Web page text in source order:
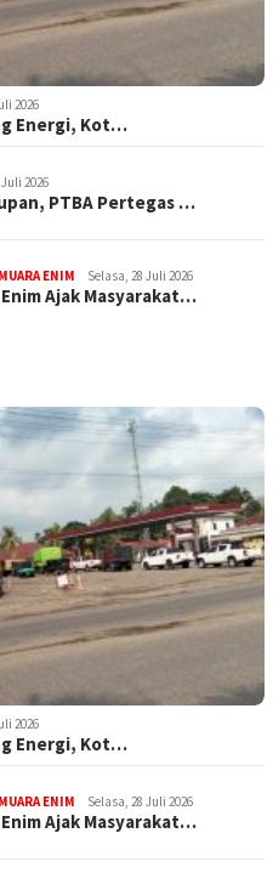
2026
Energi, Kot…
2026
PTBA Pertegas …
MUARA ENIM Selasa, 28 Juli 2026
Enim Ajak Masyarakat…
2026
Energi, Kot…
MUARA ENIM Selasa, 28 Juli 2026
Enim Ajak Masyarakat…